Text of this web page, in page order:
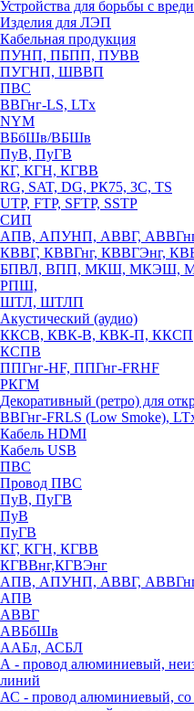
Устройства для борьбы с
Изделия для ЛЭП
Кабельная продукция
ПУНП, ПБПП, ПУВВ
ПУГНП, ШВВП
ПВС
ВВГнг-LS, LTx
NYM
ВБбШв/ВБШв
ПуВ, ПуГВ
КГ, КГН, КГВВ
RG, SAT, DG, РК75, 3С, TS
UTP, FTP, SFTP, SSTP
СИП
АПВ, АПУНП, АВВГ,
КВВГ, КВВГнг, КВВГЭнг,
БПВЛ, ВПП, МКШ, МКЭШ,
РПШ,
ШТЛ, ШТЛП
Акустический (аудио)
ККСВ, КВК-В, КВК-П, ККСП
КСПВ
ППГнг-HF, ППГнг-FRHF
РКГМ
Декоративный (ретро) для
ВВГнг-FRLS (Low Smoke),
Кабель HDMI
Кабель USB
ПВС
Провод ПВС
ПуВ, ПуГВ
ПуВ
ПуГВ
КГ, КГН, КГВВ
КГВВнг,КГВЭнг
АПВ, АПУНП, АВВГ,
АПВ
АВВГ
АВБбШв
ААБл, АСБЛ
А - провод алюминиевый,
линий
АС - провод алюминиевый, со